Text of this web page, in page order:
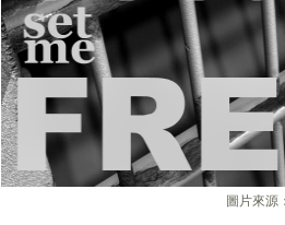
圖片來源